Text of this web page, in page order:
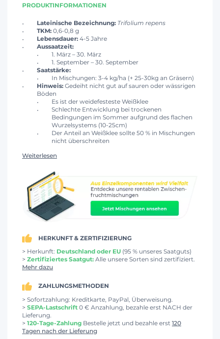
PRODUKTINFORMATIONEN
Lateinische Bezeichnung: Trifolium repens
TKM: 0,6-0,8 g
Lebensdauer: 4-5 Jahre
Aussaatzeit:
1. März – 30. März
1. September – 30. September
Saatstärke:
In Mischungen: 3-4 kg/ha (+ 25-30kg an Gräsern)
Hinweis: Gedeiht nicht gut auf sauren oder wässrigen
Böden
Es ist der weidefesteste Weißklee
Schlechte Entwicklung bei trockenen
Bedingungen im Sommer aufgrund des flachen
Wurzelsystems (10-25cm)
Der Anteil an Weißklee sollte 50 % in Mischungen
nicht überschreiten
Weiterlesen
HERKUNFT & ZERTIFIZIERUNG
> Herkunft: Deutschland oder EU (95 % unseres Saatguts)
> Zertifiziertes Saatgut: Alle unsere Sorten sind zertifiziert.
Mehr dazu
ZAHLUNGSMETHODEN
> Sofortzahlung: Kreditkarte, PayPal, Überweisung.
> SEPA-Lastschrift 0 € Anzahlung, bezahle erst NACH der
Lieferung.
> 120-Tage-Zahlung Bestelle jetzt und bezahle erst 120
Tagen nach der Lieferung